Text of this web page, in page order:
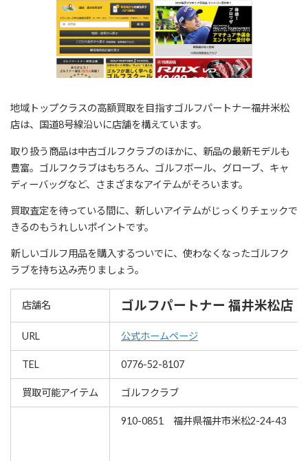
地域トップクラスの高額買取を目指すゴルフパートナー福井米松
店は、国道8号線沿いに店舗を構えています。
取り扱う商品は中古ゴルフクラブのほかに、新品の最新モデルも
豊富。ゴルフクラブはもちろん、ゴルフボール、グローブ、キャ
ディーバッグなど、さまざまなアイテムがそろいます。
買取査定を待っている間に、新しいアイテムがじっくりチェックで
きるのもうれしいポイントです。
新しいゴルフ用品を購入するついでに、使わなくなったゴルフク
ラブを持ち込み売りましょう。
店舗名 ゴルフパートナー 福井米松店
URL 公式ホームページ
TEL 0776-52-8107
買取可能アイテム ゴルフクラブ
910-0851 福井県福井市米松2-24-43